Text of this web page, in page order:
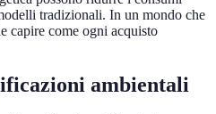
tradizionali. In un mondo che
capire come ogni acquisto
ambientali